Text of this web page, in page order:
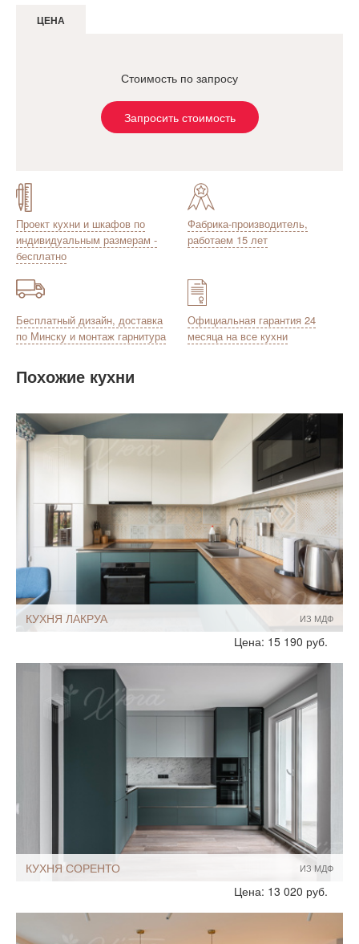
ЦЕНА
Стоимость по запросу
Запросить стоимость
Проект кухни и шкафов по
индивидуальным размерам -
бесплатно
Фабрика-производитель,
работаем 15 лет
Бесплатный дизайн, доставка
по Минску и монтаж гарнитура
Официальная гарантия 24
месяца на все кухни
Похожие кухни
ИЗ МДФ
КУХНЯ ЛАКРУА
8-9 кв.м
Мебель - тип: Угловая
Для дома
Корпусные
Цена: 15 190 руб.
ИЗ МДФ
КУХНЯ СОРЕНТО
Размеры, ширина:
Большие
10-12 кв.м
Цена: 13 020 руб.